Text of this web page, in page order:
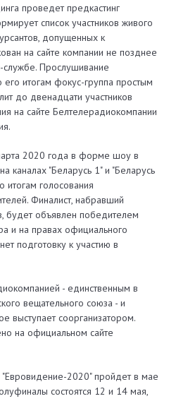
проведет предкастинг
список участников живого
допущенных к
на сайте компании не позднее
службе. Прослушивание
итогам фокус-группа простым
до двенадцати участников
на сайте Белтелерадиокомпании
2020 года в форме шоу в
каналах "Беларусь 1" и "Беларусь
итогам голосования
Финалист, набравший
будет объявлен победителем
и на правах официального
подготовку к участию в
- единственным в
вещательного союза - и
выступает соорганизатором.
на официальном сайте
2020" пройдет в мае
состоятся 12 и 14 мая,